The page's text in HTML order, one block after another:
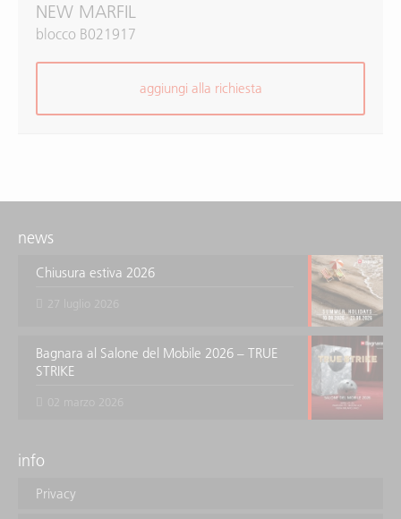
NEW MARFIL
blocco B021917
aggiungi alla richiesta
news
Chiusura estiva 2026
Bagnara al Salone del Mobile 2026 – TRUE
STRIKE
info
Privacy